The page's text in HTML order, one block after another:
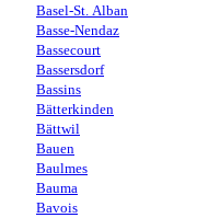
Basel-St. Alban
Basse-Nendaz
Bassecourt
Bassersdorf
Bassins
Bätterkinden
Bättwil
Bauen
Baulmes
Bauma
Bavois